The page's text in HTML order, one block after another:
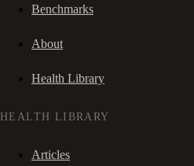
Benchmarks
About
Health Library
HEALTH LIBRARY
Articles